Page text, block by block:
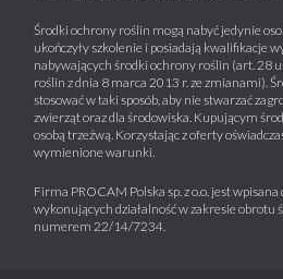
Środki ochrony roślin mogą nabyć jedynie
ukończyły szkolenie i posiadają kwalifikacje
nabywających środki ochrony roślin (art. 28
roślin z dnia 8 marca 2013 r. ze zmianami).
stosować w taki sposób, aby nie stwarzać
zwierząt oraz dla środowiska. Kupującym
osobą trzeźwą. Korzystając z oferty
wymienione warunki.
Firma PROCAM Polska sp. z o.o. jest
wykonujących działalność w zakresie obrotu
numerem 22/14/7234.